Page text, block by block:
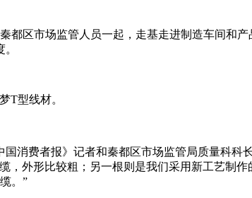
都区市场监管人员一起，走基走进制造车间和
T型线材。
消费者报》记者和秦都区市场监管局质量科科
，外形比较粗；另一根则是我们采用新工艺制
。”